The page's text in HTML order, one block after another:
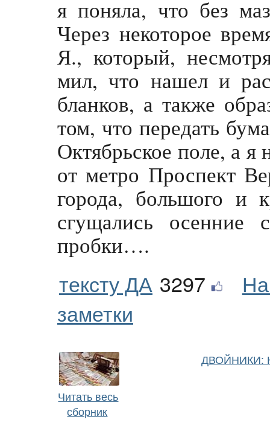
я поняла, что без
Через некоторое
Я., который,
мил, что нашел и
бланков, а также
том, что передать
Октябрьское поле, а я
от метро Проспект
города, большого и
сгущались осенние
пробки….
тексту ДА 3297
заметки
Читать весь
сборник
ДВОЙНИКИ: